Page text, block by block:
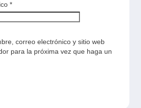
*
correo electrónico y sitio web
para la próxima vez que haga un